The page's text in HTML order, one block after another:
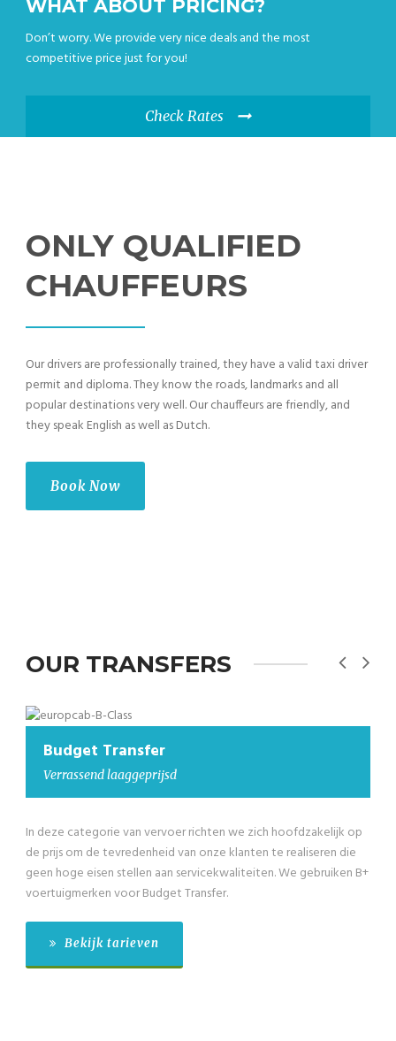
WHAT ABOUT PRICING?
Don’t worry. We provide very nice deals and the most
competitive price just for you!
Check Rates
ONLY QUALIFIED
CHAUFFEURS
Our drivers are professionally trained, they have a valid taxi driver
permit and diploma. They know the roads, landmarks and all
popular destinations very well. Our chauffeurs are friendly, and
they speak English as well as Dutch.
Book Now
OUR TRANSFERS
Budget Transfer
Verrassend laaggeprijsd
In deze categorie van vervoer richten we zich hoofdzakelijk op
de prijs om de tevredenheid van onze klanten te realiseren die
geen hoge eisen stellen aan servicekwaliteiten. We gebruiken B+
voertuigmerken voor Budget Transfer.
Bekijk tarieven